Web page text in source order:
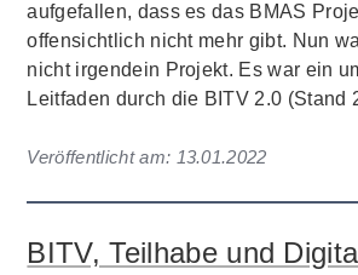
aufgefallen, dass es das BMAS
offensichtlich nicht mehr gibt. Nun
nicht irgendein Projekt. Es war ein
Leitfaden durch die BITV 2.0 (Stand
Veröffentlicht am: 13.01.2022
BITV, Teilhabe und